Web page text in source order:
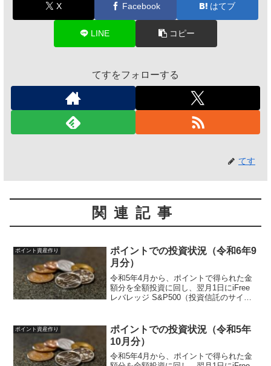
X Facebook はてブ
LINE コピー
てすをフォローする
てす
関連記事
ポイント資産作り
ポイントでの投資状況（令和6年9
月分）
令和5年4月から、ポイントで得られた金
額分を全額投資に回し、翌月1日にiFree
レバレッジ S&P500（投資信託のサイ
iFreeレバレッジ S&P500（投資信託サイ
ト...
ポイント資産作り
ポイントでの投資状況（令和5年
10月分）
令和5年4月から、ポイントで得られた金